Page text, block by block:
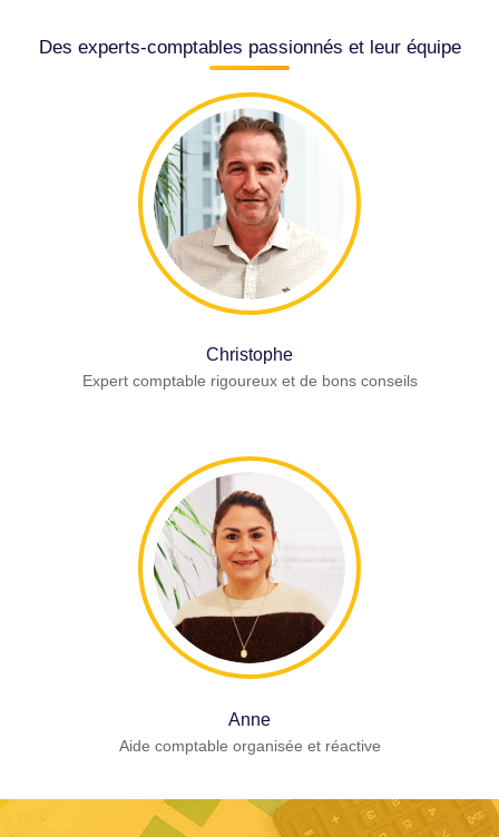
Des experts-comptables passionnés et leur équipe
Christophe
Expert comptable rigoureux et de bons conseils
Anne
Aide comptable organisée et réactive